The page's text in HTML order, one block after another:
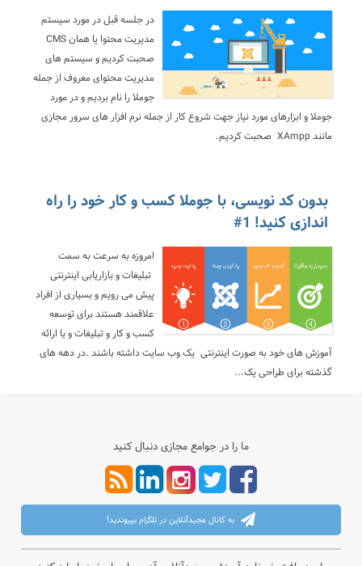
در جلسه قبل در مورد سیستم
مدیریت محتوا یا همان CMS
صحبت کردیم و سیستم های
مدیریت محتوای معروف از جمله
جوملا را نام بردیم و در مورد
جوملا و ابزارهای مورد نیاز جهت شروع کار از جمله نرم افزار های سرور مجازی
مانند XAmpp صحبت کردیم.
بدون کد نویسی، با جوملا کسب و کار خود را راه
اندازی کنید! 1#
امروزه به سرعت به سمت
تبلیغات و بازاریابی اینترنتی
پیش می رویم و بسیاری از افراد
علاقمند هستند برای توسعه
کسب و کار و تبلیغات و یا ارائه
آموزش های خود به صورت اینترنتی یک وب سایت داشته باشند .در دهه های
گذشته برای طراحی یک...
ما را در جوامع مجازی دنبال کنید
به کانال مجیدآنلاین در تلگرام بپیوندید!